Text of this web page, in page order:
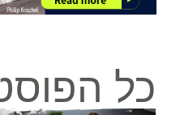
כל